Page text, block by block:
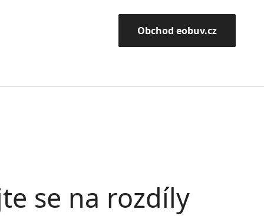
Obchod eobuv.cz
se na rozdíly